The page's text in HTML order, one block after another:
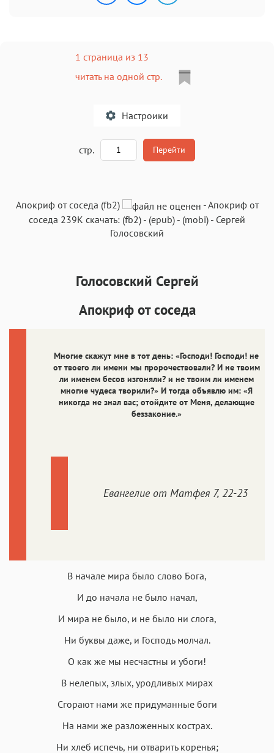
1 страница из 13
читать на одной стр.
Настроики
Аа Аа
Helvetica Neue
Аа
Arial Аа
Georgia
Аа
Times New Roman
Аа Аа
Menlo
Аа
стр. Перейти
Апокриф от соседа (fb2) -Апокриф от
соседа 239K скачать: (fb2) - (epub) - (mobi) - Сергей
Голосовский
Голосовский Сергей
Апокриф от соседа
Многие скажут мне в тот день: «Господи! Господи! не
от твоего ли имени мы пророчествовали? И не твоим
ли именем бесов изгоняли? и не твоим ли именем
многие чудеса творили?» И тогда объявлю им: «Я
никогда не знал вас; отойдите от Меня, делающие
беззаконие.»
Евангелие от Матфея 7, 22-23
В начале мира было слово Бога,
И до начала не было начал,
И мира не было, и не было ни слога,
Ни буквы даже, и Господь молчал.
О как же мы несчастны и убоги!
В нелепых, злых, уродливых мирах
Сгорают нами же придуманные боги
На нами же разложенных кострах.
Ни хлеб испечь, ни отварить коренья;